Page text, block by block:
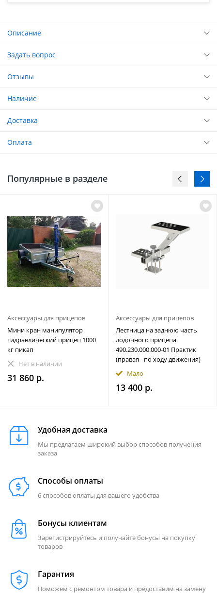
Описание
Задать вопрос
Отзывы
Наличие
Доставка
Оплата
Популярные в разделе
Аксессуары для прицепов
Мини кран манипулятор
гидравлический прицеп 1000
кг пикап
Нет в наличии
31 860 р.
Аксессуары для прицепов
Лестница на заднюю часть
лодочного прицепа
490.230.000.000-01 Практик
(правая - по ходу движения)
Мало
13 400 р.
Удобная доставка
Мы предлагаем широкий выбор способов получения
заказа
Способы оплаты
6 способов оплаты для вашего удобства
Бонусы клиентам
Зарегистрируйтесь и получайте бонусы на покупку
товаров
Гарантия
Поможем с ремонтом товара и предоставим на замену